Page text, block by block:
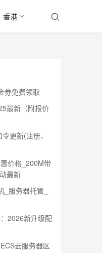
香港
券免费领取
最新（附报价
更新(注册、
价格_200M带
最新
服务器托管_
2026新升级配
云服务器区